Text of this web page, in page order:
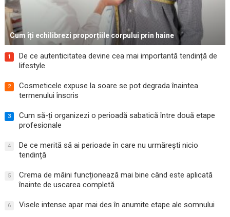
Cum îți echilibrezi proporțiile corpului prin haine
1
De ce autenticitatea devine cea mai importantă tendință de
lifestyle
2
Cosmeticele expuse la soare se pot degrada înaintea
termenului înscris
3
Cum să-ți organizezi o perioadă sabatică între două etape
profesionale
4
De ce merită să ai perioade în care nu urmărești nicio
tendință
5
Crema de mâini funcționează mai bine când este aplicată
înainte de uscarea completă
6 Visele intense apar mai des în anumite etape ale somnului